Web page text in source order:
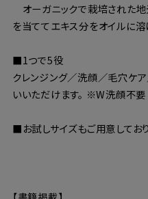
オーガニックで栽培された
を当ててエキス分をオイルに溶
■1つで5役
クレンジング／洗顔／毛穴ケ
いいただけます。 ※W洗顔不要
■お試しサイズもご用意してお